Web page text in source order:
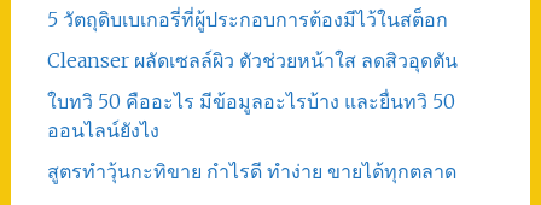
5 วัตถุดิบเบเกอรี่ที่ผู้ประกอบการต้องมีไว้ในสต็อก
Cleanser ผลัดเซลล์ผิว ตัวช่วยหน้าใส ลดสิวอุดตัน
ใบทวิ 50 คืออะไร มีข้อมูลอะไรบ้าง และยื่นทวิ 50
ออนไลน์ยังไง
สูตรทําวุ้นกะทิขาย กำไรดี ทำง่าย ขายได้ทุกตลาด